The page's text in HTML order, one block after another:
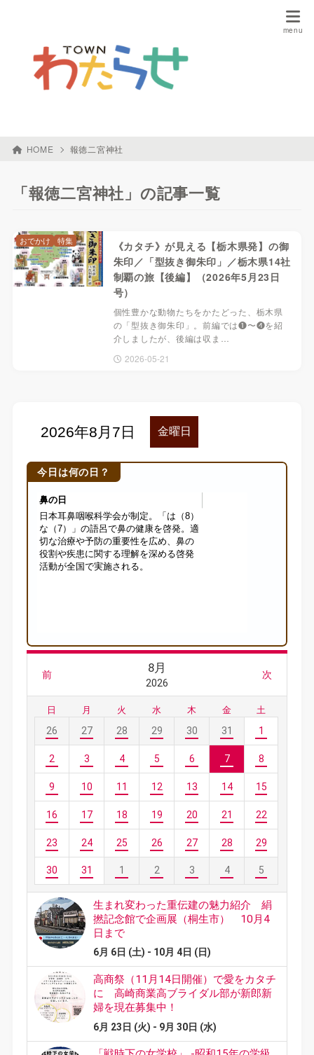
HOME 報徳二宮神社
「報徳二宮神社」の記事一覧
《カタチ》が見える【栃木県発】の御
朱印／「型抜き御朱印」／栃木県14社
制覇の旅【後編】（2026年5月23日
号）
個性豊かな動物たちをかたどった、栃木県
の「型抜き御朱印」。前編では❶〜❹を紹
介しましたが、後編は収ま…
2026-05-21
おでかけ 特集
今日は何の日？